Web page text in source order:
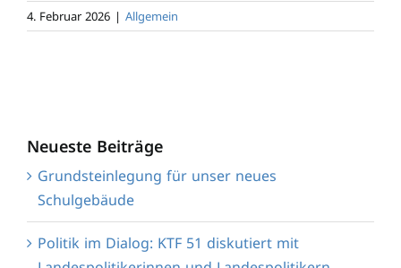
4. Februar 2026 | Allgemein
Neueste Beiträge
Grundsteinlegung für unser neues
Schulgebäude
Politik im Dialog: KTF 51 diskutiert mit